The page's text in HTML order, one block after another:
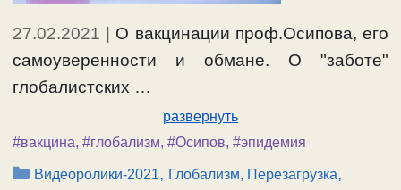
27.02.2021 | О вакцинации проф.Осипова, его
самоуверенности и обмане. О "заботе"
глобалистских …
развернуть
#вакцина, #глобализм, #Осипов, #эпидемия
Рубрики
Видеоролики-2021, Глобализм, Перезагрузка,